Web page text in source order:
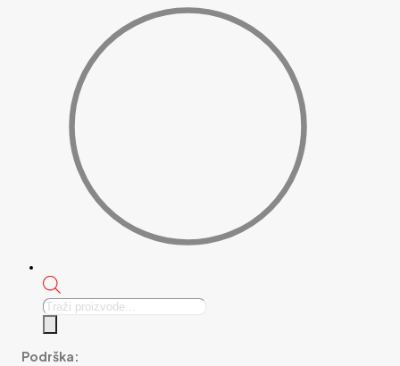
Products
Podrška: